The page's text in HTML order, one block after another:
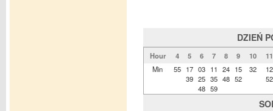
DZIEŃ
Hour 4 5 6 7 8 9 10
11
Min
55 17
39
03
25
48
11
35
59
24
48
15
52
32
12
52